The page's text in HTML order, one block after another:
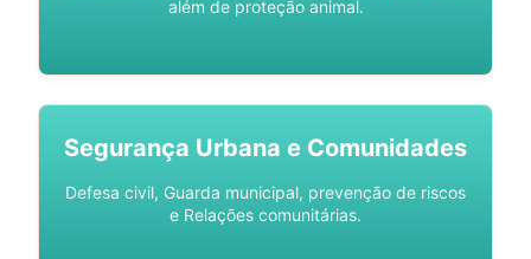
além de proteção animal.
Segurança Urbana e Comunidades
Defesa civil, Guarda municipal, prevenção de riscos
e Relações comunitárias.